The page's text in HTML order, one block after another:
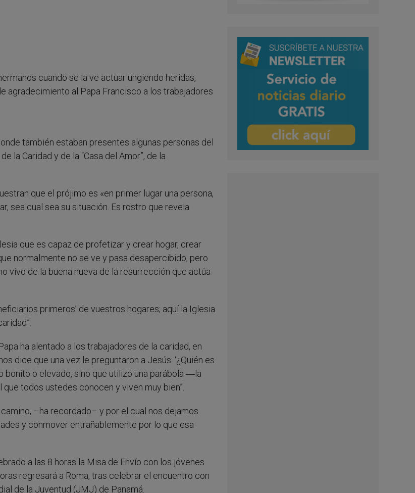
cuando se la ve actuar ungiendo heridas,
agradecimiento al Papa Francisco a los trabajadores
también estaban presentes algunas personas del
la Caridad y de la “Casa del Amor”, de la
que el prójimo es «en primer lugar una persona,
sea cual sea su situación. Es rostro que revela
que es capaz de profetizar y crear hogar, crear
normalmente no se ve y pasa desapercibido, pero
vivo de la buena nueva de la resurrección que actúa
primeros’ de vuestros hogares; aquí la Iglesia
ha alentado a los trabajadores de la caridad, en
dice que una vez le preguntaron a Jesús: ‘¿Quién es
bonito o elevado, sino que utilizó una parábola ―la
todos ustedes conocen y viven muy bien”.
–ha recordado– y por el cual nos dejamos
y conmover entrañablemente por lo que esa
a las 8 horas la Misa de Envío con los jóvenes
regresará a Roma, tras celebrar el encuentro con
de la Juventud (JMJ) de Panamá.